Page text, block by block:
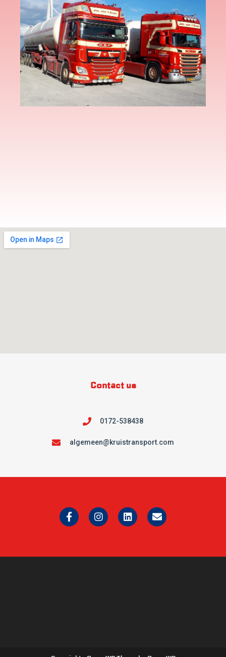
Contact us
0172-538438
algemeen@kruistransport.com